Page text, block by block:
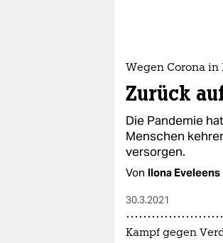
Wegen Corona in
Zurück
Die Pandemie
Menschen
versorgen.
Von Ilona Eveleens
30.3.2021
Kampf gegen